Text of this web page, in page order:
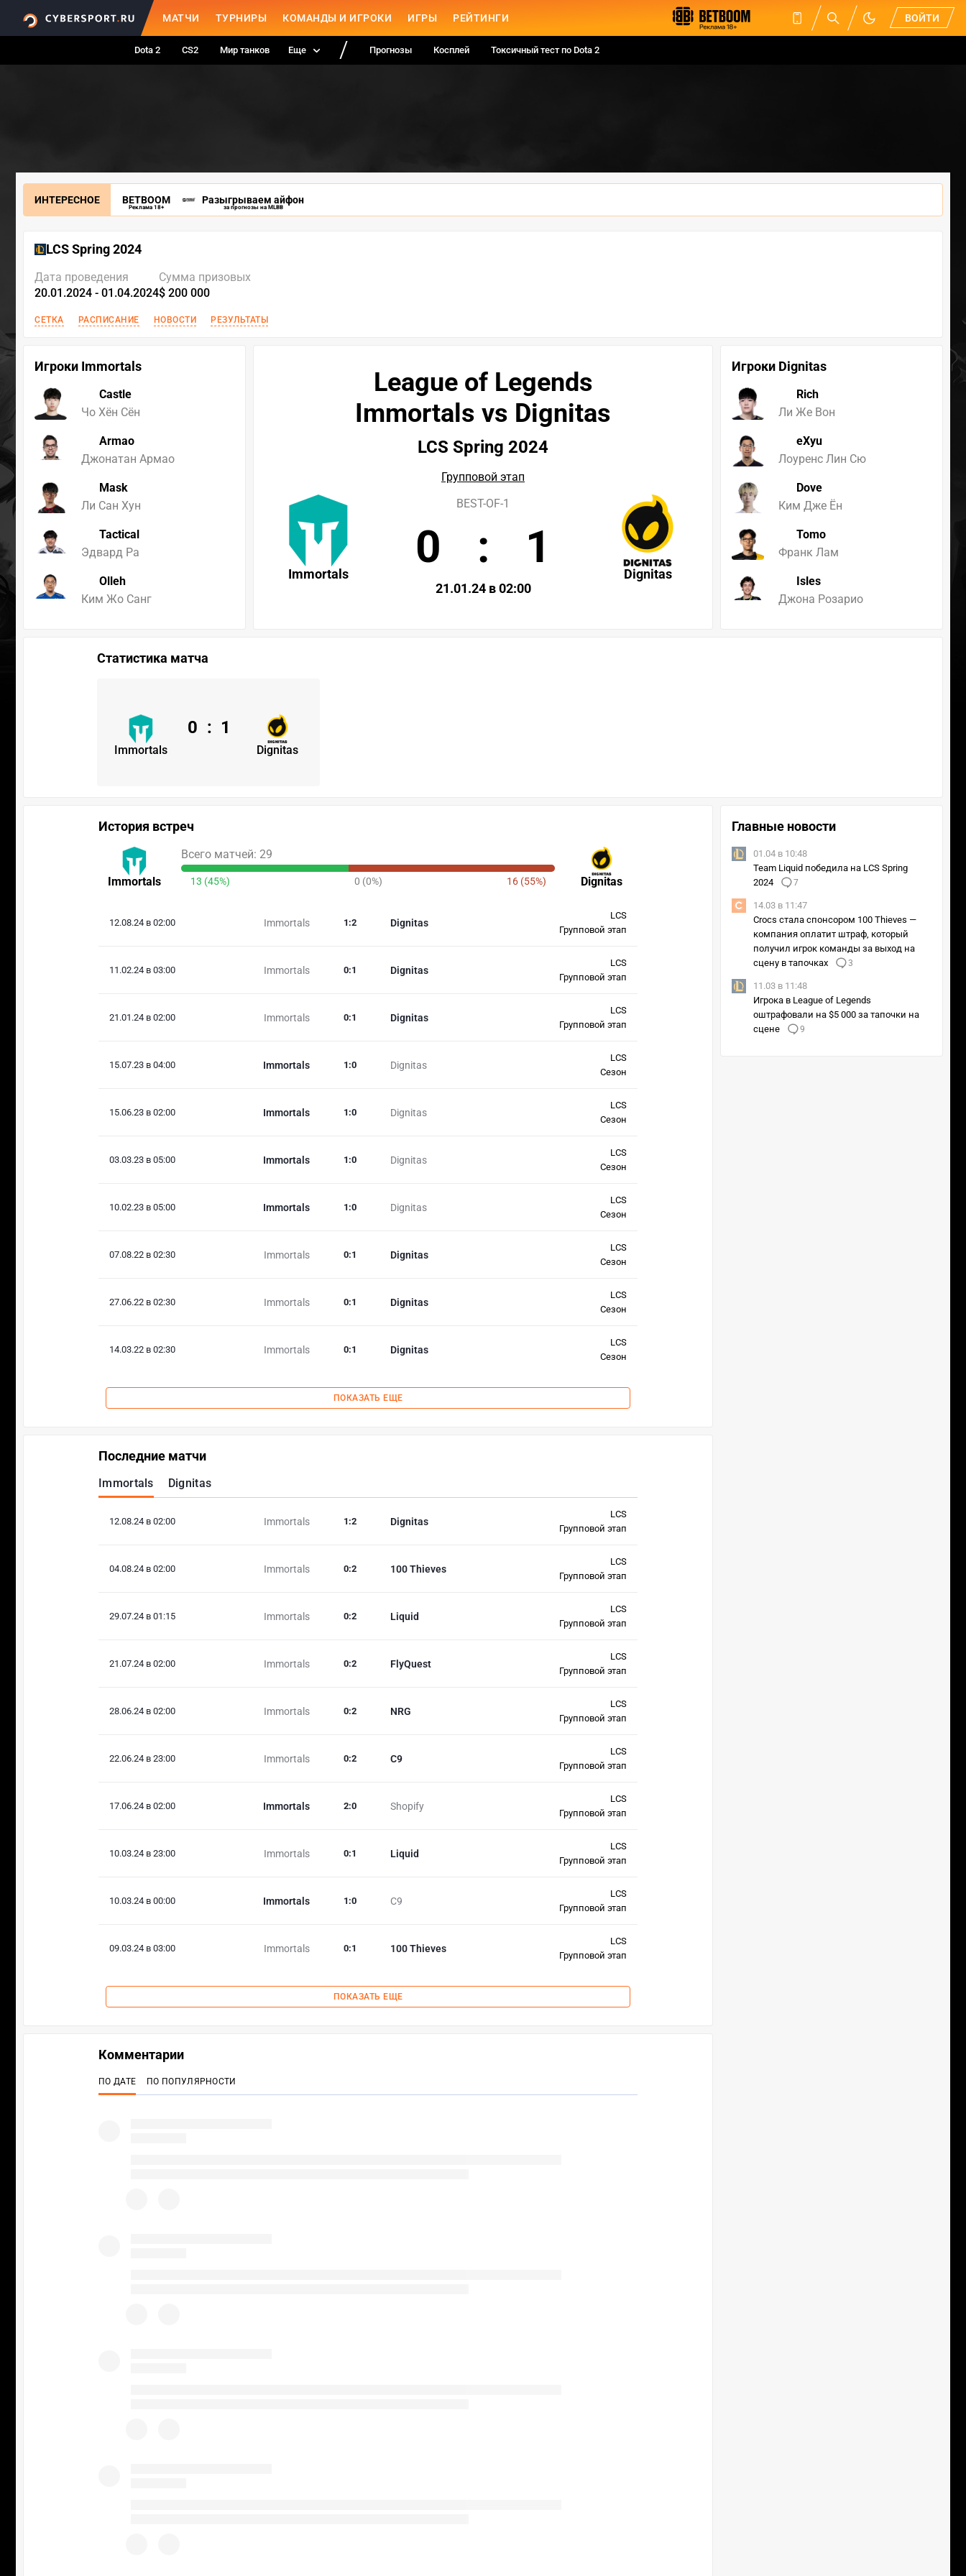
МАТЧИ ТУРНИРЫ КОМАНДЫ И ИГРОКИ ИГРЫ РЕЙТИНГИ ВОЙТИ
Dota 2 CS2 Мир танков Еще Прогнозы Косплей Токсичный тест по Dota 2
ИНТЕРЕСНОЕ BETBOOM
Реклама 18+
Разыгрываем айфон
за прогнозы на MLBB
LCS Spring 2024
Дата проведения
20.01.2024 - 01.04.2024
Сумма призовых
$ 200 000
СЕТКА РАСПИСАНИЕ НОВОСТИ РЕЗУЛЬТАТЫ
Игроки Immortals
Castle
Чо Хён Сён
Armao
Джонатан Армао
Mask
Ли Сан Хун
Tactical
Эдвард Ра
Olleh
Ким Жо Санг
Игроки Dignitas
Rich
Ли Же Вон
eXyu
Лоуренс Лин Сю
Dove
Ким Дже Ён
Tomo
Франк Лам
Isles
Джона Розарио
League of Legends
Immortals vs Dignitas
LCS Spring 2024
Групповой этап
Immortals Dignitas
BEST-OF-1
0 : 1
21.01.24 в 02:00
Статистика матча
Immortals Dignitas
0 : 1
История встреч
Immortals Dignitas
Всего матчей: 29
13 (45%) 0 (0%) 16 (55%)
12.08.24 в 02:00 Immortals Dignitas
1 :2
LCS
Групповой этап
11.02.24 в 03:00 Immortals Dignitas
0:1
LCS
Групповой этап
21.01.24 в 02:00 Immortals Dignitas
0:1
LCS
Групповой этап
15.07.23 в 04:00 Immortals Dignitas
1 :0
LCS
Сезон
15.06.23 в 02:00 Immortals Dignitas
1 :0
LCS
Сезон
03.03.23 в 05:00 Immortals Dignitas
1 :0
LCS
Сезон
10.02.23 в 05:00 Immortals Dignitas
1 :0
LCS
Сезон
07.08.22 в 02:30 Immortals Dignitas
0:1
LCS
Сезон
27.06.22 в 02:30 Immortals Dignitas
0:1
LCS
Сезон
14.03.22 в 02:30 Immortals Dignitas
0:1
LCS
Сезон
ПОКАЗАТЬ ЕЩЕ
Последние матчи
Immortals Dignitas
12.08.24 в 02:00 Immortals Dignitas
1 :2
LCS
Групповой этап
04.08.24 в 02:00 Immortals 100 Thieves
0:2
LCS
Групповой этап
29.07.24 в 01:15 Immortals Liquid
0:2
LCS
Групповой этап
21.07.24 в 02:00 Immortals FlyQuest
0:2
LCS
Групповой этап
28.06.24 в 02:00 Immortals NRG
0:2
LCS
Групповой этап
22.06.24 в 23:00 Immortals C9
0:2
LCS
Групповой этап
17.06.24 в 02:00 Immortals Shopify
2:0
LCS
Групповой этап
10.03.24 в 23:00 Immortals Liquid
0:1
LCS
Групповой этап
10.03.24 в 00:00 Immortals C9
1 :0
LCS
Групповой этап
09.03.24 в 03:00 Immortals 100 Thieves
0:1
LCS
Групповой этап
ПОКАЗАТЬ ЕЩЕ
Главные новости
01.04 в 10:48
Team Liquid победила на LCS Spring
2024
7
14.03 в 11:47
Crocs стала спонсором 100 Thieves —
компания оплатит штраф, который
получил игрок команды за выход на
сцену в тапочках
3
11.03 в 11:48
Игрока в League of Legends
оштрафовали на $5 000 за тапочки на
сцене
9
Комментарии
ПО ДАТЕ ПО ПОПУЛЯРНОСТИ